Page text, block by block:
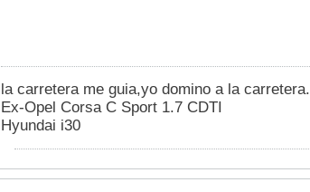
la carretera me guia,yo domino a la carretera.
Ex-Opel Corsa C Sport 1.7 CDTI
Hyundai i30